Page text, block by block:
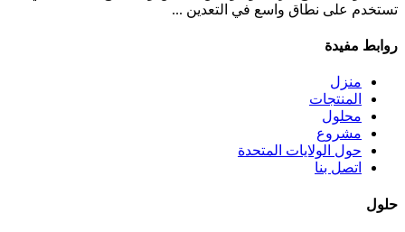
تستخدم على نطاق واسع في التعدين ...
روابط مفيدة
منزل
المنتجات
محلول
مشروع
حول الولايات المتحدة
اتصل بنا
حلول